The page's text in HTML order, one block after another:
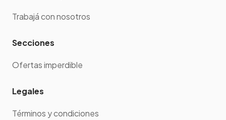
Trabajá con nosotros
Secciones
Ofertas imperdible
Legales
Términos y condiciones